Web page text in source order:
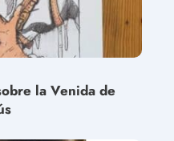
la Venida de